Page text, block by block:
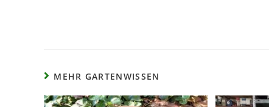
MEHR GARTENWISSEN